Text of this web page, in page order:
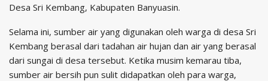
Desa Sri Kembang, Kabupaten Banyuasin.
Selama ini, sumber air yang digunakan oleh warga di desa Sri
Kembang berasal dari tadahan air hujan dan air yang berasal
dari sungai di desa tersebut. Ketika musim kemarau tiba,
sumber air bersih pun sulit didapatkan oleh para warga,